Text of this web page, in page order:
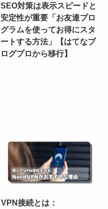
SEO対策は表示スピードと
安定性が重要「お友達プロ
グラムを使ってお得にスタ
ートする方法」【はてなブ
ログプロから移行】
VPN接続とは：